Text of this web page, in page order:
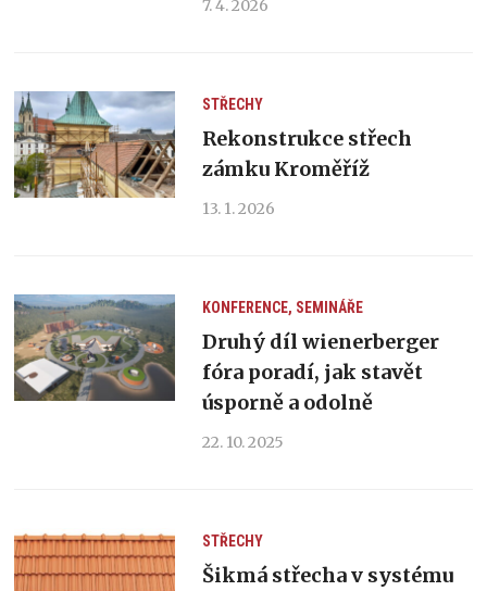
7. 4. 2026
STŘECHY
Rekonstrukce střech
zámku Kroměříž
13. 1. 2026
KONFERENCE, SEMINÁŘE
Druhý díl wienerberger
fóra poradí, jak stavět
úsporně a odolně
22. 10. 2025
STŘECHY
Šikmá střecha v systému